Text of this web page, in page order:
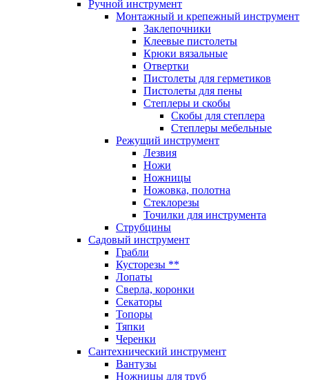
Ручной инструмент
Монтажный и крепежный инструмент
Заклепочники
Клеевые пистолеты
Крюки вязальные
Отвертки
Пистолеты для герметиков
Пистолеты для пены
Степлеры и скобы
Скобы для степлера
Степлеры мебельные
Режущий инструмент
Лезвия
Ножи
Ножницы
Ножовка, полотна
Стеклорезы
Точилки для инструмента
Струбцины
Садовый инструмент
Грабли
Кусторезы **
Лопаты
Сверла, коронки
Секаторы
Топоры
Тяпки
Черенки
Сантехнический инструмент
Вантузы
Ножницы для труб